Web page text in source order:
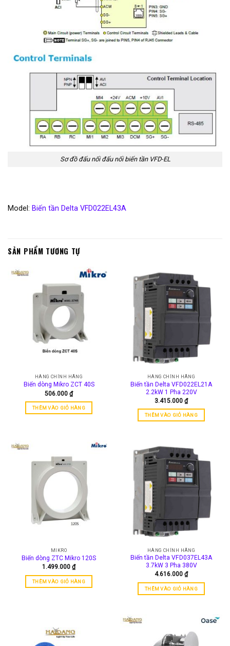
Sơ đồ đấu nối đấu nối biến tần VFD-EL
Model: Biến tần Delta VFD022EL43A
SẢN PHẨM TƯƠNG TỰ
HÀNG CHÍNH HÃNG
Biến dòng Mikro ZCT 40S
506.000 ₫
THÊM VÀO GIỎ HÀNG
HÀNG CHÍNH HÃNG
Biến tần Delta VFD022EL21A
2.2kW 1 Pha 220V
3.415.000 ₫
THÊM VÀO GIỎ HÀNG
MIKRO
Biến dòng ZTC Mikro 120S
1.499.000 ₫
THÊM VÀO GIỎ HÀNG
HÀNG CHÍNH HÃNG
Biến tần Delta VFD037EL43A
3.7kW 3 Pha 380V
4.616.000 ₫
THÊM VÀO GIỎ HÀNG